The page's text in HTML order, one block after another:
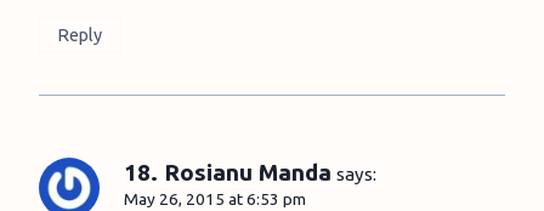
Reply
18. Rosianu Manda says:
May 26, 2015 at 6:53 pm